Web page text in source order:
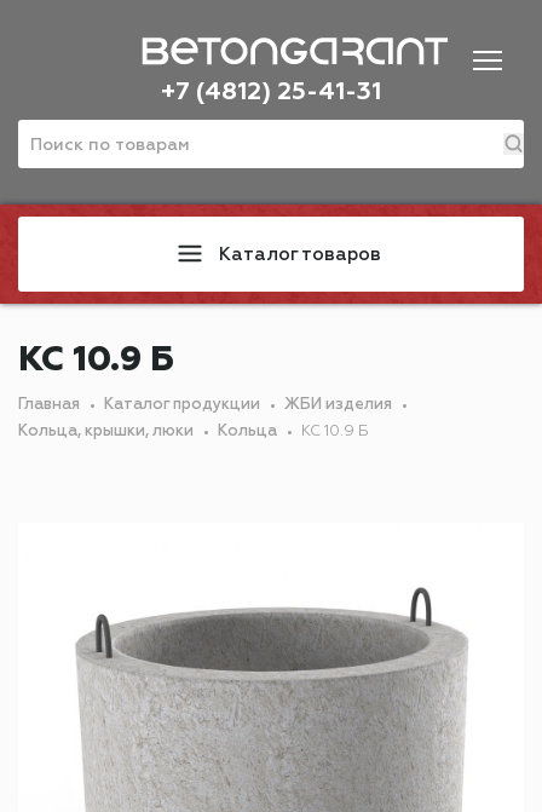
+7 (4812) 25-41-31
Каталог товаров
КС 10.9 Б
Главная Каталог продукции
ЖБИ изделия
Кольца, крышки, люки
Кольца КС 10.9 Б